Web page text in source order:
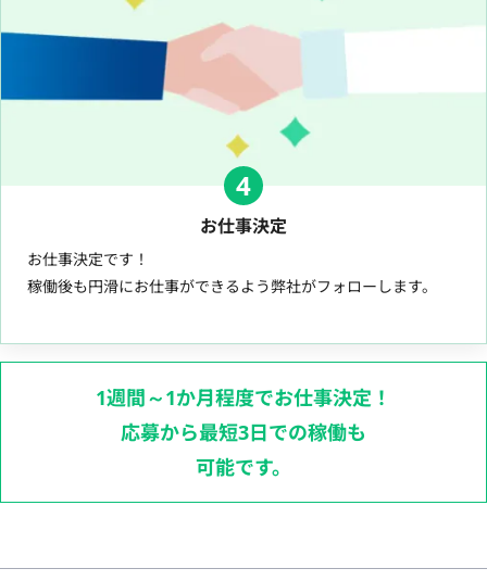
4
お仕事決定
お仕事決定です！
稼働後も円滑にお仕事ができるよう弊社がフォローします。
1週間～1か月程度でお仕事決定！
応募から最短3日での稼働も
可能です。